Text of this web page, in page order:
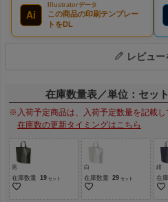
Ai
Illustratorデータ
この商品の印刷テンプレー
トをDL
レビュー
在庫数量表／単位：セッ
※入荷予定商品は、入荷予定数量を記載し
在庫数の更新タイミングはこちら
黒
在庫数量 19
白
在庫数量 29
紺
在